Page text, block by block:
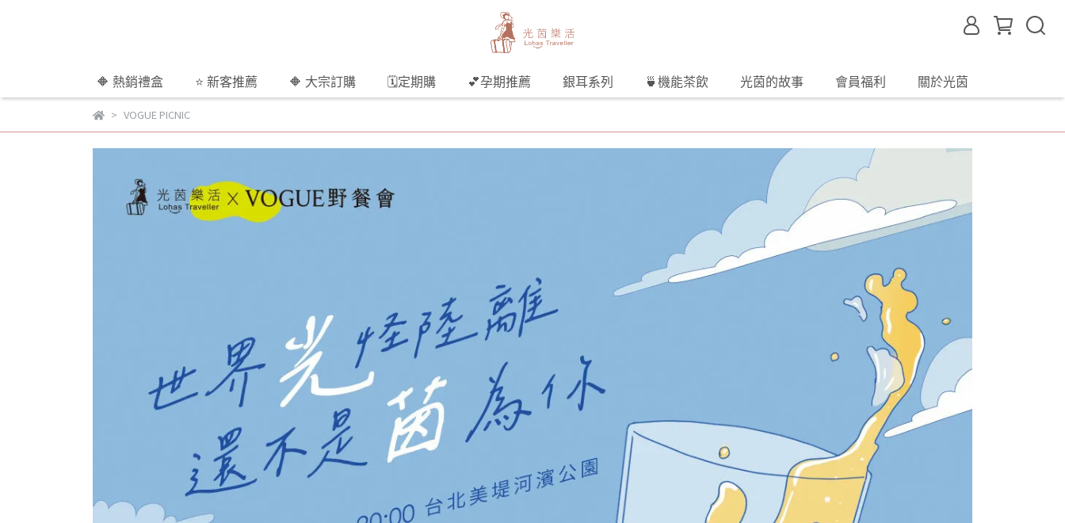
🔶 熱銷禮盒 ⭐ 新客推薦 🔶 大宗訂購 🗓️定期購 💕孕期推薦 銀耳系列 🍵機能茶飲 光茵的故事 會員福利 關於光茵
VOGUE PICNIC